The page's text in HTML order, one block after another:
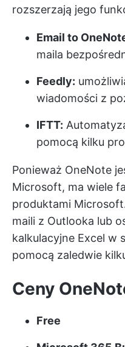
rozszerzają jego
Email to
maila
Feedly:
wiadomości z
IFTT:
pomocą kilku
Ponieważ OneNote
Microsoft, ma wiele
produktami
maili z Outlooka lub
kalkulacyjne Excel w
pomocą zaledwie
Ceny
Free